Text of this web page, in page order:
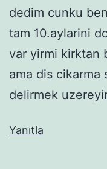
dedim cunku
tam 10.aylarini
var yirmi kirktan
ama dis cikarma
delirmek
Yanıtla